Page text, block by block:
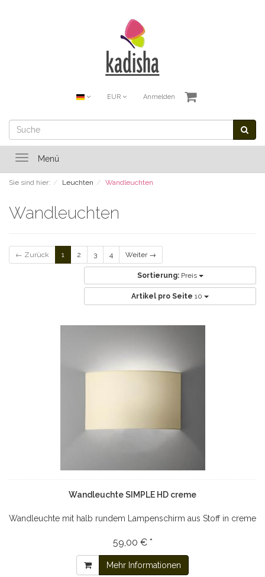
EUR Anmelden
ToggleMenü
Sie sind hier: Leuchten Wandleuchten
Wandleuchten
← Zurück 1 2 3 4 Weiter →
Sortierung: Preis
Artikel pro Seite 10
Wandleuchte SIMPLE HD creme
Wandleuchte mit halb rundem Lampenschirm aus Stoff in creme
59,00 € *
Mehr Informationen